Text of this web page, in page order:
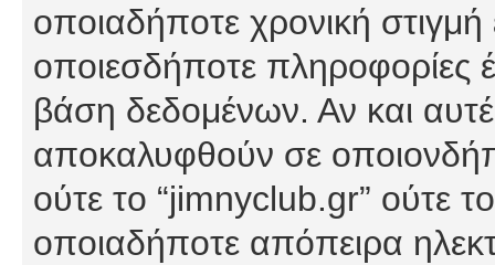
οποιαδήποτε χρονική στιγμή
οποιεσδήποτε πληροφορίες
βάση δεδομένων. Αν και
αποκαλυφθούν σε
ούτε το “jimnyclub.gr” ούτε
οποιαδήποτε απόπειρα